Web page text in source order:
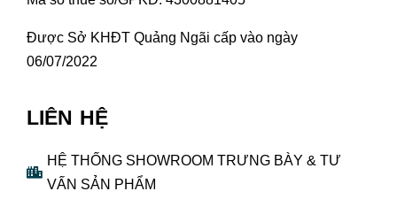
Được Sở KHĐT Quảng Ngãi cấp vào ngày
06/07/2022
LIÊN HỆ
HỆ THỐNG SHOWROOM TRƯNG BÀY & TƯ
VẤN SẢN PHẨM